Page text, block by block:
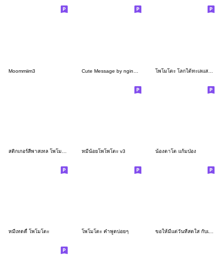
Moommiim3 โพโมโตะ โลกใต้ทะเลแสนสุขสันต์
หมีน้อยโพโพโตะ v3 น้องตาโต แก้มป่อง
หมีเทดดี้ โพโมโตะ โพโมโตะ คำพูดบ่อยๆ ขอให้มีแต่วันที่สดใส กับเวนดี้ วินดี้